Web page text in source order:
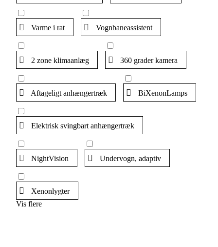
Varme i rat Vognbaneassistent
2 zone klimaanlæg 360 grader kamera
Aftageligt anhængertræk BiXenonLamps
Elektrisk svingbart anhængertræk
NightVision Undervogn, adaptiv
Xenonlygter
Vis flere